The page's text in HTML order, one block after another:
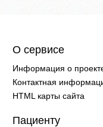
О сервисе
Информация о
Контактная
HTML карты сайта
Пациенту